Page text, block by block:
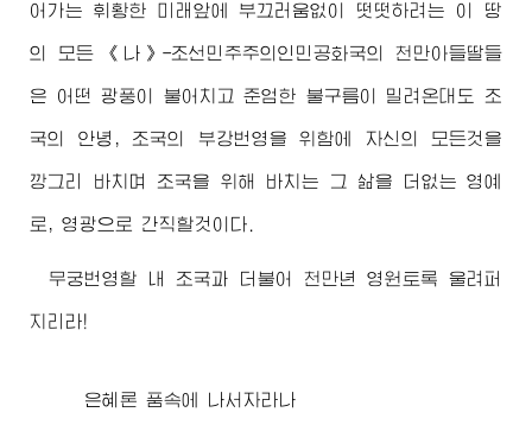
어가는 휘황한 미래앞에 부끄러움없이 떳떳하려는 이 땅
의 모든 《나》-조선민주주의인민공화국의 천만아들딸들
은 어떤 광풍이 불어치고 준엄한 불구름이 밀려온대도 조
국의 안녕, 조국의 부강번영을 위함에 자신의 모든것을
깡그리 바치며 조국을 위해 바치는 그 삶을 더없는 영예
로, 영광으로 간직할것이다.
무궁번영할 내 조국과 더불어 천만년 영원토록 울려퍼
지리라!
은혜론 품속에 나서자라나